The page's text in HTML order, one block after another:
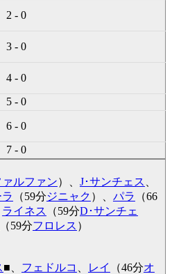
2 - 0
3 - 0
4 - 0
5 - 0
6 - 0
7 - 0
ァルファン）、 J･サンチェス
（59分ジニャク ）、 パラ
（66
ライネス （59分D･サンチェ
（59分フロレス ）
■ フェドルコ レイ （46分オ